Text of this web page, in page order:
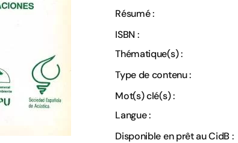
Résumé :
ISBN :
Thématique(s) :
Type de contenu :
Mot(s) clé(s) :
Langue :
Disponible en prêt au CidB :